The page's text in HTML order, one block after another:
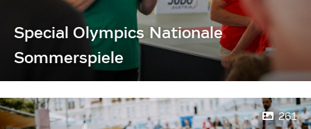
Special Olympics Nationale
Sommerspiele
261